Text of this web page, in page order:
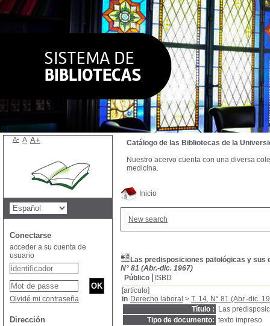
Inicio
New search
Las predisposiciones patológicas y sus
N° 81 (Abr.-dic. 1967)
Público
ISBD
[artículo]
in Derecho laboral > T. 14, N° 81 (Abr.-dic.
Título :
Las
Tipo de documento: texto impreso
Catálogo de las Bibliotecas de la
Nuestro acervo cuenta con una diversa
medicina.
A- A A+
Conectarse
acceder a su cuenta de
usuario
Olvidé mi contraseña
Dirección